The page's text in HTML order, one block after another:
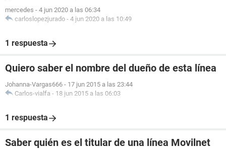
mercedes - 4 jun 2020 a las 06:34
carloslopezjurado - 4 jun 2020 a las 10:49
1 respuesta
Quiero saber el nombre del dueño de esta línea
Johanna-Vargas666 - 17 jun 2015 a las 23:44
Carlos-vialfa - 18 jun 2015 a las 06:03
1 respuesta
Saber quién es el titular de una línea Movilnet